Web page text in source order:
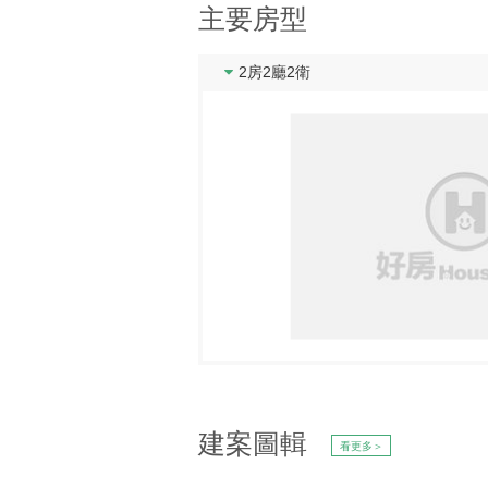
主要房型
2房2廳2衛
建案圖輯